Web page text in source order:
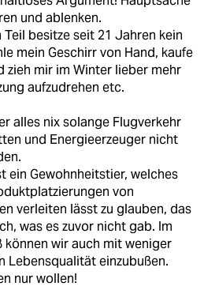
und ablenken.
Teil besitze seit 21 Jahren kein
mein Geschirr von Hand, kaufe
zieh mir im Winter lieber mehr
aufzudrehen etc.
alles nix solange Flugverkehr
und Energieerzeuger nicht
ein Gewohnheitstier, welches
von
verleiten lässt zu glauben, das
was es zuvor nicht gab. Im
können wir auch mit weniger
Lebensqualität einzubußen.
nur wollen!